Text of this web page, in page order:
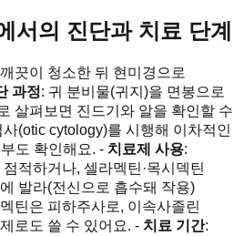
서의 진단과 치료 단계
끗이 청소한 뒤 현미경으로
과정: 귀 분비물(귀지)을 면봉으로
살펴보면 진드기와 알을 확인할 수
(otic cytology)를 시행해 이차적인
도 확인해요. - 치료제 사용:
적하거나, 셀라멕틴·목시덱틴
발라(전신으로 흡수돼 작용)
틴은 피하주사로, 이속사졸린
로도 쓸 수 있어요. - 치료 기간: